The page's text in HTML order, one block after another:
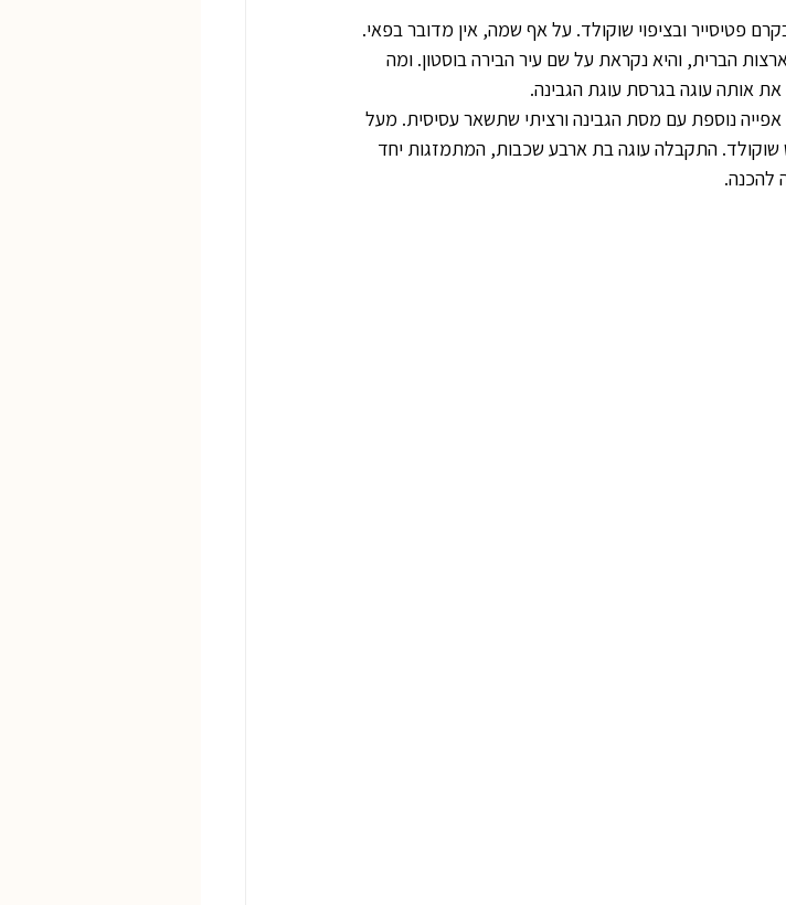
פטיסייר ובציפוי שוקולד. על אף שמה, אין מדובר בפאי.
הברית, והיא נקראת על שם עיר הבירה בוסטון. ומה
אותה עוגה בגרסת עוגת הגבינה.
אפייה נוספת עם מסת הגבינה ורציתי שתשאר עסיסית. מעל
שוקולד. התקבלה עוגה בת ארבע שכבות, המתמזגות יחד
להכנה.